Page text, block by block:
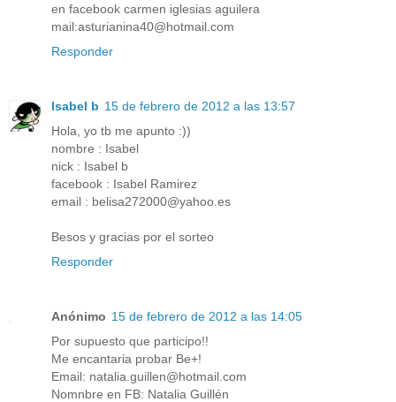
en facebook carmen iglesias aguilera
mail:asturianina40@hotmail.com
Responder
Isabel b 15 de febrero de 2012 a las 13:57
Hola, yo tb me apunto :))
nombre : Isabel
nick : Isabel b
facebook : Isabel Ramirez
email : belisa272000@yahoo.es
Besos y gracias por el sorteo
Responder
Anónimo 15 de febrero de 2012 a las 14:05
Por supuesto que participo!!
Me encantaria probar Be+!
Email: natalia.guillen@hotmail.com
Nomnbre en FB: Natalia Guillén